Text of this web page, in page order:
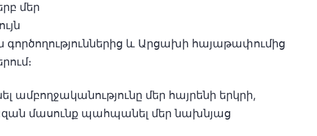
մեր
և Արցախի հայաթափումից
մեր հայրենի երկրի,
մասունք պահպանել մեր նախնյաց